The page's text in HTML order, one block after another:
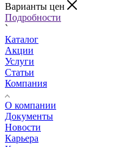
Варианты цен
Подробности
`
Каталог
Акции
Услуги
Статьи
Компания
О компании
Документы
Новости
Карьера